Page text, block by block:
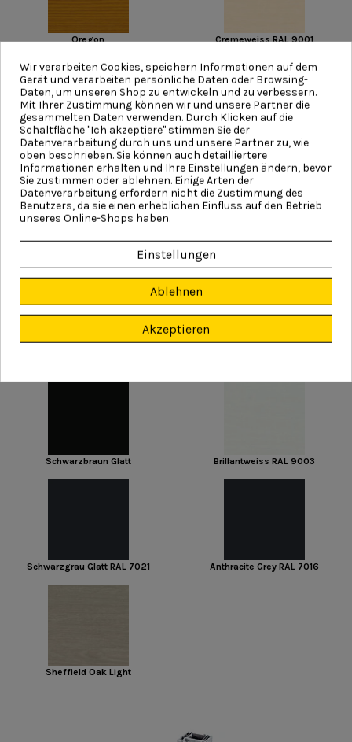
Oregon Cremeweiss RAL 9001
Sienna Noce Schwarz Glatt
Schwarzbraun Glatt Brillantweiss RAL 9003
Schwarzgrau Glatt RAL 7021 Anthracite Grey RAL 7016
Sheffield Oak Light
Wir verarbeiten Cookies, speichern Informationen auf dem
Gerät und verarbeiten persönliche Daten oder Browsing-
Daten, um unseren Shop zu entwickeln und zu verbessern.
Mit Ihrer Zustimmung können wir und unsere Partner die
gesammelten Daten verwenden. Durch Klicken auf die
Schaltfläche "Ich akzeptiere" stimmen Sie der
Datenverarbeitung durch uns und unsere Partner zu, wie
oben beschrieben. Sie können auch detailliertere
Informationen erhalten und Ihre Einstellungen ändern, bevor
Sie zustimmen oder ablehnen. Einige Arten der
Datenverarbeitung erfordern nicht die Zustimmung des
Benutzers, da sie einen erheblichen Einfluss auf den Betrieb
unseres Online-Shops haben.
Einstellungen
Ablehnen
Akzeptieren